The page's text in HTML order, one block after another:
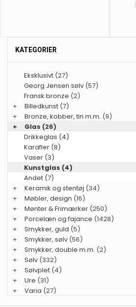
KATEGORIER
Eksklusivt (27)
Georg Jensen sølv (57)
Fransk bronze (2)
+
Billedkunst (7)
+
Bronze, kobber, tin m.m. (9)
+
Glas (26)
Drikkeglas (4)
Karafler (8)
Vaser (3)
Kunstglas (4)
Andet (7)
+
Keramik og stentøj (34)
+
Møbler, design (16)
+
Mønter & Frimærker (250)
+
Porcelæn og fajance (1428)
+
Smykker, guld (5)
+
Smykker, sølv (56)
+
Smykker, double m.m. (2)
+
Sølv (332)
+
Sølvplet (4)
+
Ure (31)
+
Varia (27)